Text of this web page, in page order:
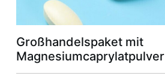
Großhandelspaket mit
Magnesiumcaprylatpulver